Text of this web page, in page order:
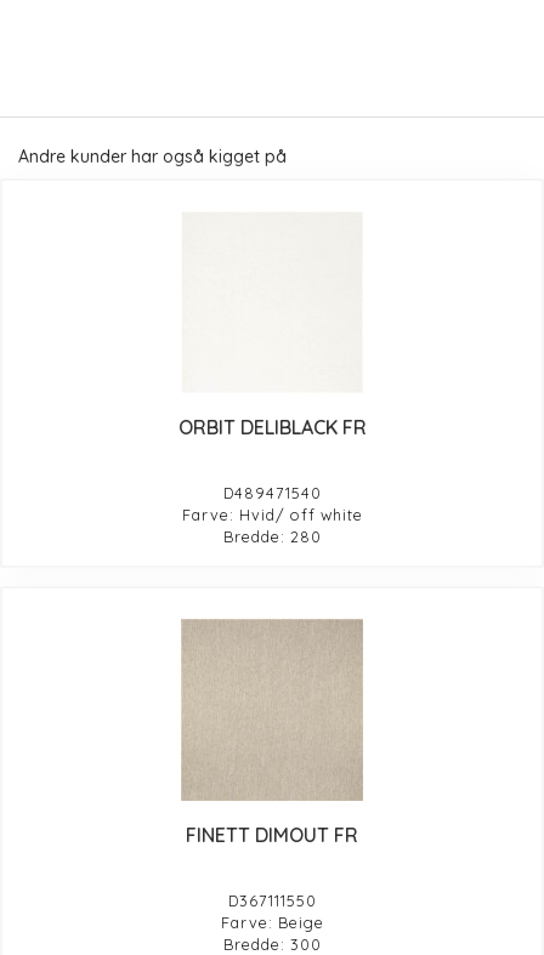
Andre kunder har også kigget på
ORBIT DELIBLACK FR
D489471540
Farve: Hvid/ off white
Bredde: 280
FINETT DIMOUT FR
D367111550
Farve: Beige
Bredde: 300